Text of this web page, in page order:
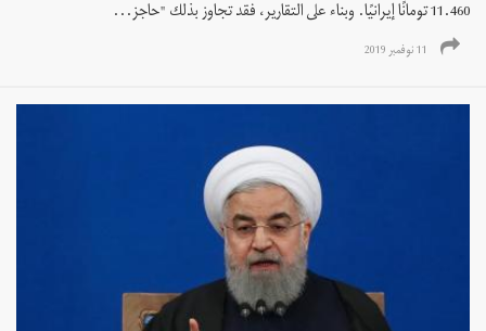
11.460 تومانًا إيرانيًا. وبناء على التقارير، فقد تجاوز بذلك "حاجز...
11 نوفمبر 2019